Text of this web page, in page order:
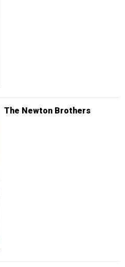
The Newton Brothers